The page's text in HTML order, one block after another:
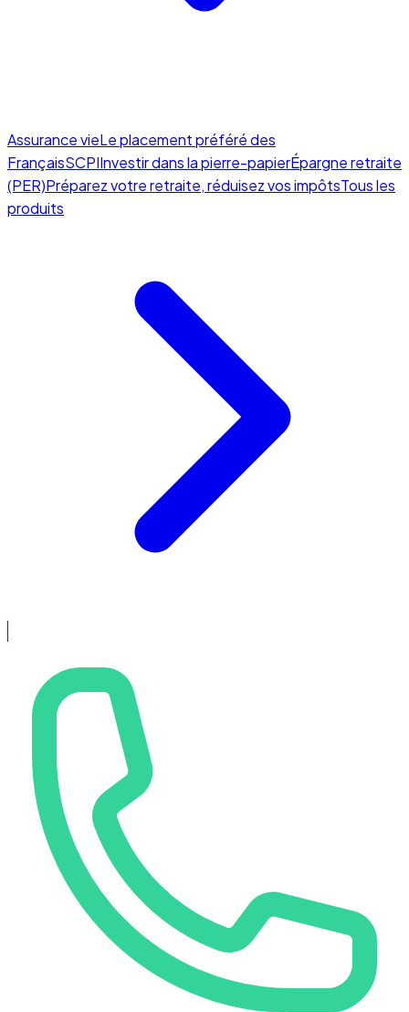
Assurance vieLe placement préféré des
FrançaisSCPIInvestir dans la pierre-papierÉpargne retraite
(PER)Préparez votre retraite, réduisez vos impôtsTous les
produits